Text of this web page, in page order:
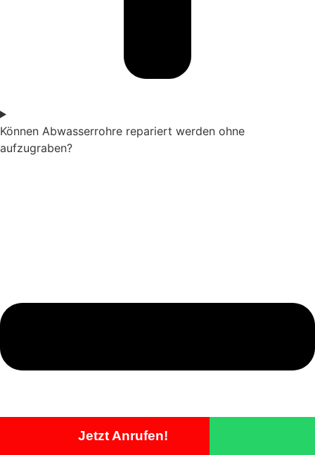
Können Abwasserrohre repariert werden ohne
aufzugraben?
Jetzt Anrufen!